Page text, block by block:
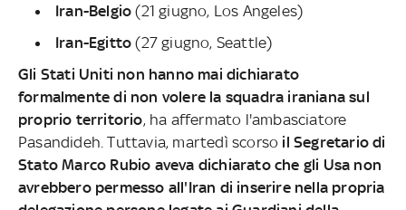
Iran-Belgio (21 giugno, Los Angeles)
Iran-Egitto (27 giugno, Seattle)
Gli Stati Uniti non hanno mai dichiarato
formalmente di non volere la squadra iraniana sul
proprio territorio, ha affermato l'ambasciatore
Pasandideh. Tuttavia, martedì scorso il Segretario di
Stato Marco Rubio aveva dichiarato che gli Usa non
avrebbero permesso all'Iran di inserire nella propria